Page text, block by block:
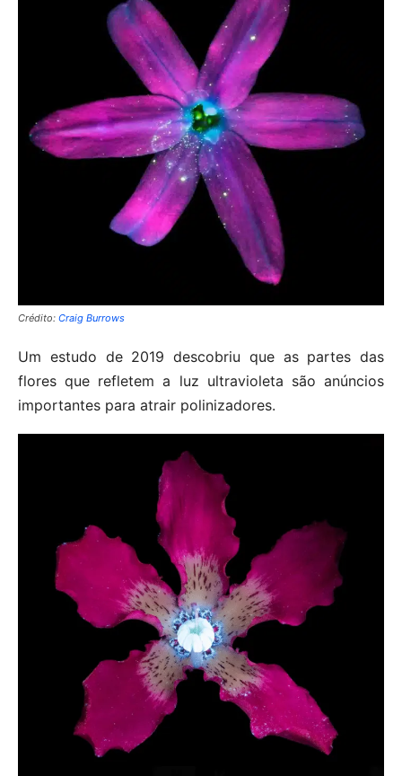
Crédito: Craig Burrows
Um estudo de 2019 descobriu que as partes das
flores que refletem a luz ultravioleta são anúncios
importantes para atrair polinizadores.